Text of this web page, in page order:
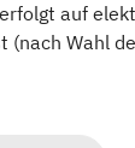
auf
(nach Wahl